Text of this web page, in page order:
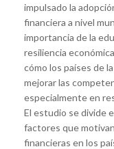
impulsado la
financiera a nivel
importancia de la
resiliencia
cómo los países de
mejorar las
especialmente en
El estudio se divide
factores que
financieras en los